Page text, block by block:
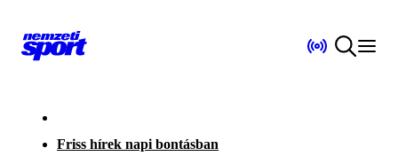
Friss hírek napi bontásban